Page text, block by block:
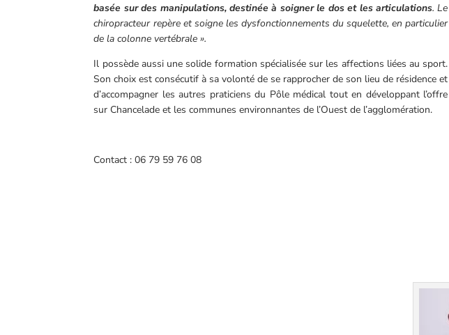
basée sur des manipulations, destinée à soigner le dos et les articulations. Le
chiropracteur repère et soigne les dysfonctionnements du squelette, en particulier
de la colonne vertébrale ».
Il possède aussi une solide formation spécialisée sur les affections liées au sport.
Son choix est consécutif à sa volonté de se rapprocher de son lieu de résidence et
d’accompagner les autres praticiens du Pôle médical tout en développant l’offre
sur Chancelade et les communes environnantes de l’Ouest de l’agglomération.
Contact : 06 79 59 76 08